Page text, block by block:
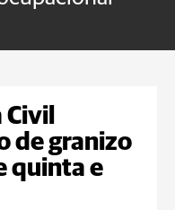
de granizo
quinta e